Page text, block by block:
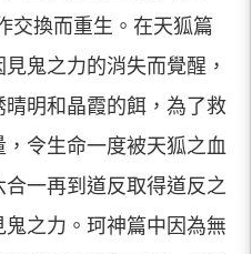
交換而重生。在天狐篇
鬼之力的消失而覺醒，
明和晶霞的餌，為了救
令生命一度被天狐之血
一再到道反取得道反之
之力。珂神篇中因為無